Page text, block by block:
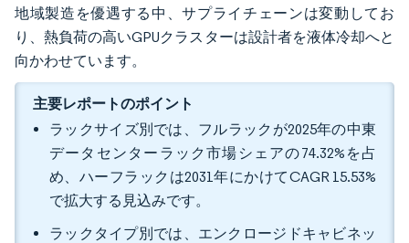
地域製造を優遇する中、サプライチェーンは変動してお
り、熱負荷の高いGPUクラスターは設計者を液体冷却へと
向かわせています。
主要レポートのポイント
ラックサイズ別では、フルラックが2025年の中東
データセンターラック市場シェアの74.32%を占
め、ハーフラックは2031年にかけてCAGR 15.53%
で拡大する見込みです。
ラックタイプ別では、エンクロージドキャビネッ